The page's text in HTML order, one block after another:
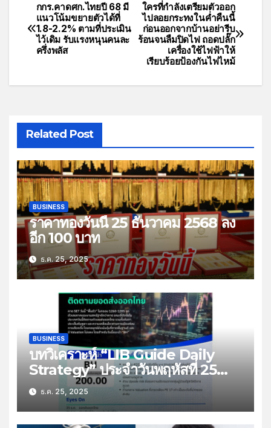
ใครที่กำลังเตรียมตัวออก
ไปลอยกระทงในค่ำคืนนี้
ก่อนออกจากบ้านอย่ารีบ
ร้อนจนลืมปิดไฟ ถอดปลั๊ก
เครื่องใช้ไฟฟ้าให้
เรียบร้อยป้องกันไฟไหม้
กกร.คาดศก.ไทยปี 68 มี
แนวโน้มขยายตัวได้ที่
1.8-2.2% ตามที่ประเมิน
ไว้เดิม รับแรงหนุนคนละ
ครึ่งพลัส
Related Post
BUSINESS
ราคาทองวันนี้ 25 ธันวาคม 2568 ลง
อีก 100 บาท
ธ.ค. 25, 2025
BUSINESS
บทวิเคราะห์ “LIB Guide Daily
Strategy” ประจำวันพฤหัสที่ 25
ธันวาคม 2568 หัวข้อ “ติดตามยอด
ส่งออกไทย”
ธ.ค. 25, 2025